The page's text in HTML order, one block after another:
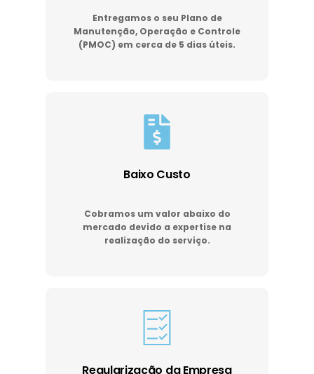
Entregamos o seu Plano de
Manutenção, Operação e Controle
(PMOC) em cerca de 5 dias úteis.
Baixo Custo
Cobramos um valor abaixo do
mercado devido a expertise na
realização do serviço.
Regularização da Empresa